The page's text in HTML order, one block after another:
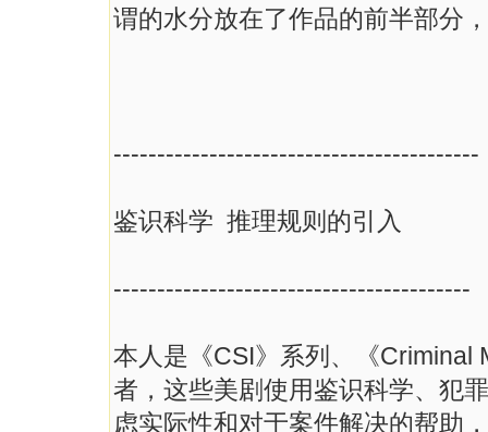
谓的水分放在了作品的前半部分
------------------------------------------
鉴识科学 推理规则的引入
-----------------------------------------
本人是《CSI》系列、《Criminal
者，这些美剧使用鉴识科学、犯
虑实际性和对于案件解决的帮助